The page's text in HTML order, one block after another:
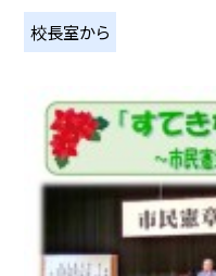
校長室から